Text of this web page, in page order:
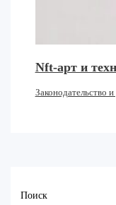
Nft-арт и
Законодательство
Поиск